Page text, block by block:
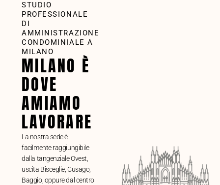
STUDIO
PROFESSIONALE
DI
AMMINISTRAZIONE
CONDOMINIALE A
MILANO
MILANO È
DOVE
AMIAMO
LAVORARE
La nostra sede è
facilmente raggiungibile
dalla tangenziale Ovest,
uscita Bisceglie, Cusago,
Baggio, oppure dal centro